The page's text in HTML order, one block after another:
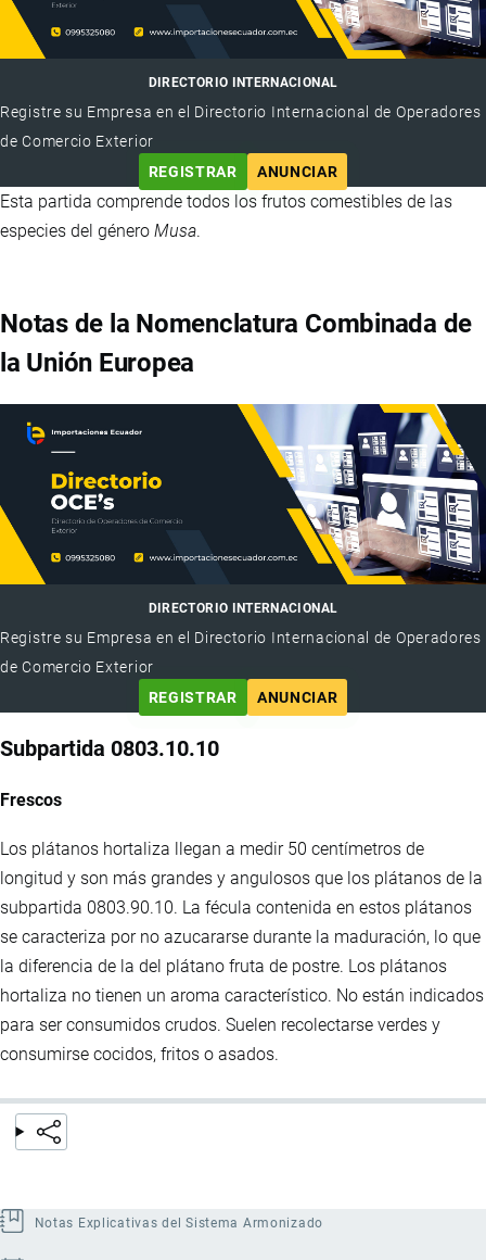
DIRECTORIO INTERNACIONAL
Registre su Empresa en el Directorio Internacional de Operadores
de Comercio Exterior
REGISTRAR
ANUNCIAR
Esta partida comprende todos los frutos comestibles de las
especies del género Musa.
Notas de la Nomenclatura Combinada de
la Unión Europea
DIRECTORIO INTERNACIONAL
Registre su Empresa en el Directorio Internacional de Operadores
de Comercio Exterior
REGISTRAR
ANUNCIAR
Subpartida 0803.10.10
Frescos
Los plátanos hortaliza llegan a medir 50 centímetros de
longitud y son más grandes y angulosos que los plátanos de la
subpartida 0803.90.10. La fécula contenida en estos plátanos
se caracteriza por no azucararse durante la maduración, lo que
la diferencia de la del plátano fruta de postre. Los plátanos
hortaliza no tienen un aroma característico. No están indicados
para ser consumidos crudos. Suelen recolectarse verdes y
consumirse cocidos, fritos o asados.
Notas Explicativas del Sistema Armonizado